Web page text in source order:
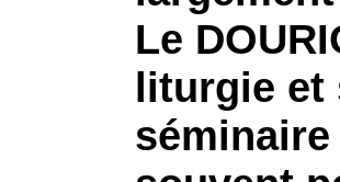
Le
liturgie et